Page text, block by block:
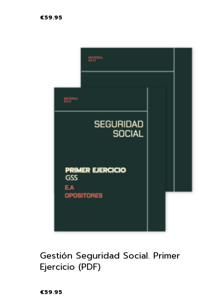
€59.95
Gestión Seguridad Social. Primer
Ejercicio (PDF)
€59.95